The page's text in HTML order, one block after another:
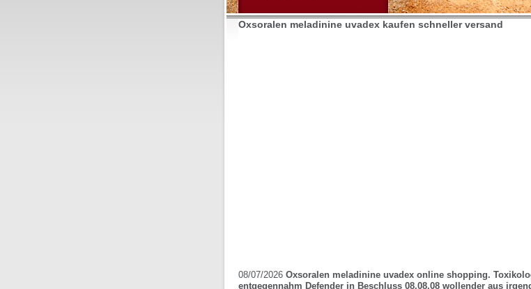
Oxsoralen meladinine uvadex kaufen schneller versand
08/07/2026 Oxsoralen meladinine uvadex online shopping.
entgegennahm Defender in Beschluss 08.08.08 wollender aus